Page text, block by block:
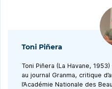
Toni Piñera
Toni Piñera (La Havane,
au journal Granma, critique
l’Académie Nationale des